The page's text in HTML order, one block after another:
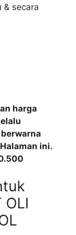
& secara
harga
ini.
OLI